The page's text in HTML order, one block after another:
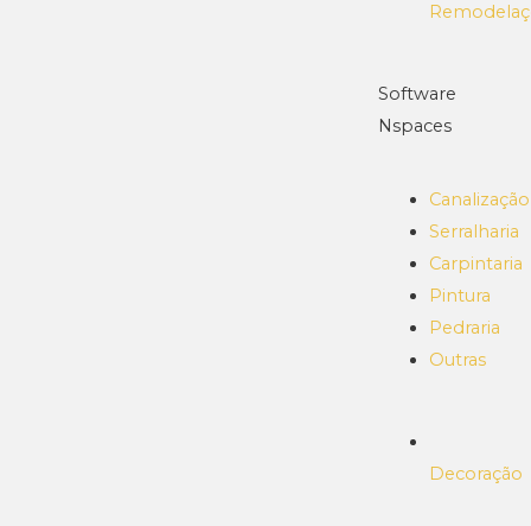
Software
Nspaces
Canalização
Serralharia
Carpintaria
Pintura
Pedraria
Outras
Decoração